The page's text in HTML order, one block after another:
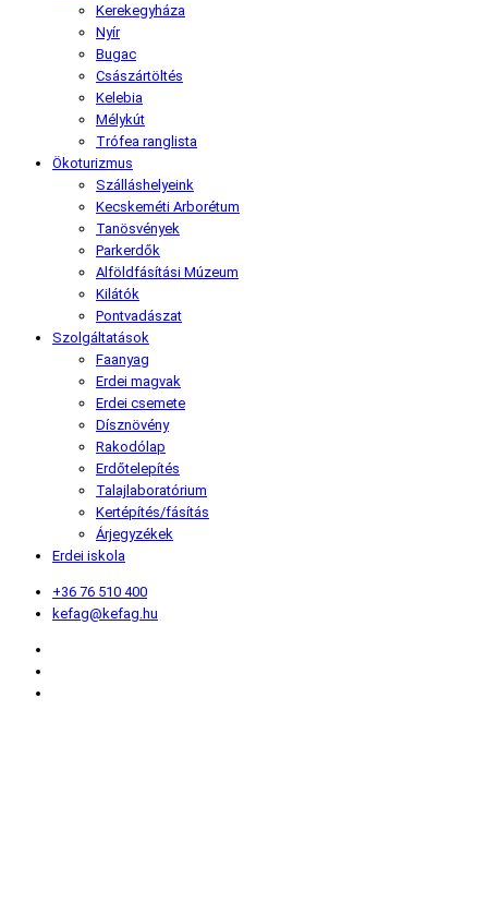
Kerekegyháza
Nyír
Bugac
Császártöltés
Kelebia
Mélykút
Trófea ranglista
Ökoturizmus
Szálláshelyeink
Kecskeméti Arborétum
Tanösvények
Parkerdők
Alföldfásítási Múzeum
Kilátók
Pontvadászat
Szolgáltatások
Faanyag
Erdei magvak
Erdei csemete
Dísznövény
Rakodólap
Erdőtelepítés
Talajlaboratórium
Kertépítés/fásítás
Árjegyzékek
Erdei iskola
+36 76 510 400
kefag@kefag.hu